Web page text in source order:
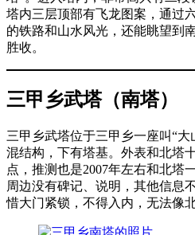
塔内三层顶部有飞龙图案，通过
的铁路和山水风光，还能眺望到
胜收。
三甲乡武塔（南塔）
三甲乡武塔位于三甲乡一座叫“
混结构，下有塔基。外表和北塔
点，推测也是2007年左右和北塔
周边没有碑记、说明，其他信息
惜大门紧锁，不得入内，无法像